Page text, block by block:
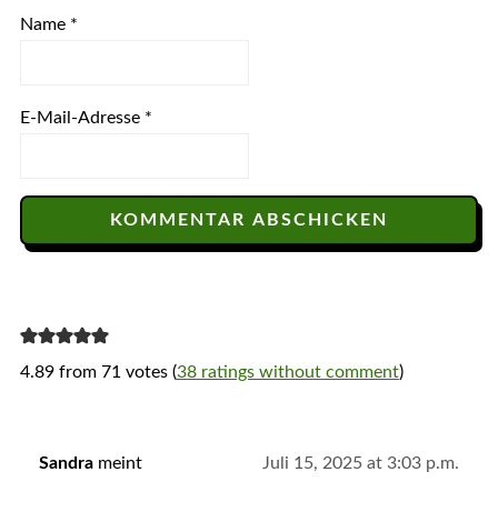
Name *
E-Mail-Adresse *
4.89 from 71 votes (38 ratings without comment)
Sandra meint Juli 15, 2025 at 3:03 p.m.